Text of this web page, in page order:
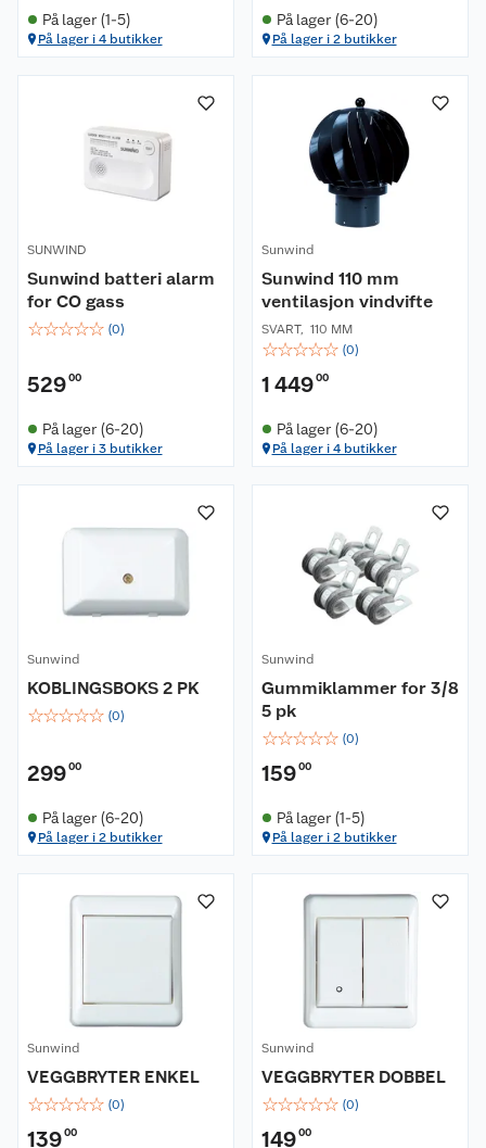
På lager (1-5)
På lager i 4 butikker
På lager (6-20)
På lager i 2 butikker
SUNWIND
Sunwind batteri alarm
for CO gass
☆☆☆☆☆ (0)
52900
På lager (6-20)
På lager i 3 butikker
Sunwind
Sunwind 110 mm
ventilasjon vindvifte
SVART, 110 MM
☆☆☆☆☆ (0)
1 44900
På lager (6-20)
På lager i 4 butikker
Sunwind
KOBLINGSBOKS 2 PK
☆☆☆☆☆ (0)
29900
På lager (6-20)
På lager i 2 butikker
Sunwind
Gummiklammer for 3/8
5 pk
☆☆☆☆☆ (0)
15900
På lager (1-5)
På lager i 2 butikker
Sunwind
VEGGBRYTER ENKEL
☆☆☆☆☆ (0)
13900
Sunwind
VEGGBRYTER DOBBEL
☆☆☆☆☆ (0)
14900